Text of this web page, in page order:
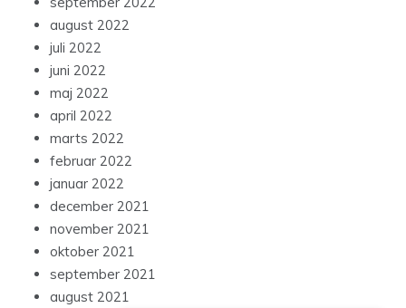
august 2022
juli 2022
juni 2022
maj 2022
april 2022
marts 2022
februar 2022
januar 2022
december 2021
november 2021
oktober 2021
september 2021
august 2021